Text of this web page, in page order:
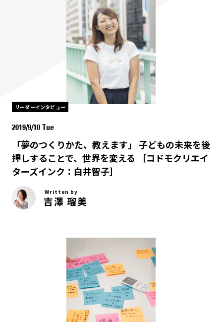
リーダーインタビュー
2019/9/10 Tue
「夢のつくりかた、教えます」 子どもの未来を後
押しすることで、世界を変える ［コドモクリエイ
ターズインク：白井智子］
Written by
吉澤 瑠美